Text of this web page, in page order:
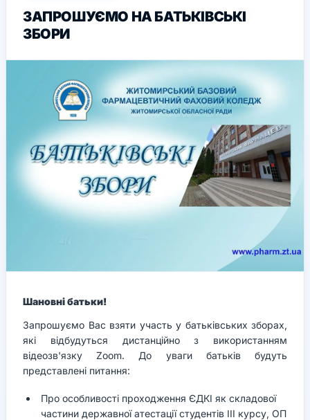
ЗАПРОШУЄМО НА БАТЬКІВСЬКІ
ЗБОРИ
Шановні батьки!
Запрошуємо Вас взяти участь у батьківських зборах,
які відбудуться дистанційно з використанням
відеозв'язку Zoom. До уваги батьків будуть
представлені питання:
Про особливості проходження ЄДКІ як складової
частини державної атестації студентів ІІІ курсу, ОП